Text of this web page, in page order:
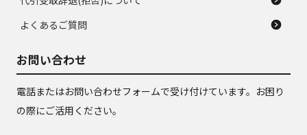
よくあるご質問
お問い合わせ
電話またはお問い合わせフォームで受け付けています。お困り
の際にご活用ください。